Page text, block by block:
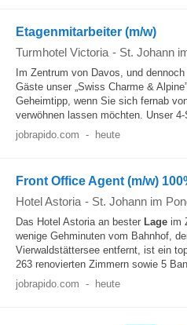
Etagenmitarbeiter (m/w)
Turmhotel Victoria - St. Johann
Im Zentrum von Davos, und
Gäste unser „Swiss Charme &
Geheimtipp, wenn Sie sich fernab
verwöhnen lassen möchten. Unser
jobrapido.com - heute
Front Office Agent (m/w)
Hotel Astoria - St. Johann im
Das Hotel Astoria an bester Lage im
wenige Gehminuten vom Bahnhof,
Vierwaldstättersee entfernt, ist ein
263 renovierten Zimmern sowie 5
jobrapido.com - heute